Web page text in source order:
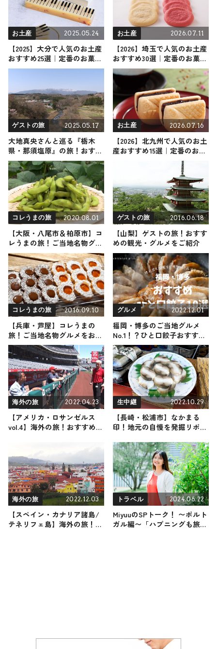
お土産 2025.05.24
【2025】大分で人気のお土産
おすすめ25選｜定番のお菓子
からおしゃれ・かわいいお土
お土産 2026.07.11
【2026】埼玉で人気のお土産
おすすめ30選｜定番のお菓子
から埼玉限定・女性向け・ば
らまき用まで幅広く紹介
ゲストの旅 2025.05.17
大地真央さんと巡る『栃木
県・那須塩原』の旅！おすす
めの観光・グルメをご紹介
2025年5月17日放送
お土産 2026.07.16
【2026】北九州で人気のお土
産おすすめ15選｜定番のお菓
子から北九州限定、ばらまき
用のお土産まで幅広く紹介
コレうまの旅 2020.08.01
【大阪・八尾市＆柏原市】コ
レうまの旅！ご当地名物グル
メをお届け
ゲストの旅 2016.06.18
【山梨】ゲストの旅！おすす
めの観光・グルメをご紹介
コレうまの旅 2016.09.10
【兵庫・芦屋】コレうまの
旅！ご当地名物グルメをお届
け
グルメ 2022.12.01
福岡・博多のご当地グルメ
No.1！？ひと口餃子おすすめ
10選！
海外の旅 2022.04.23
【アメリカ・ロサンゼルス
vol.4】海外の旅！おすすめ観
生中継 2022.10.29
【長崎・松浦市】なかまる
印！地元の自慢を発掘リポー
海外の旅 2022.12.03
【スペイン・カナリア諸島/
テネリフェ島】海外の旅！お
トラベル 2024.06.22
MiyuuのSPトーク！ 〜ポルト
ガル編〜「ハプニングも旅の